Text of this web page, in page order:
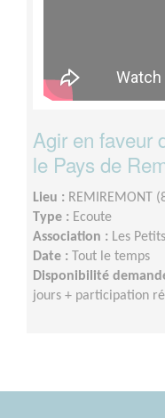
Agir en faveur
le Pays de
Lieu : REMIREMONT
Type : Ecoute
Association : Les
Date : Tout le temps
Disponibilité
jours + participation